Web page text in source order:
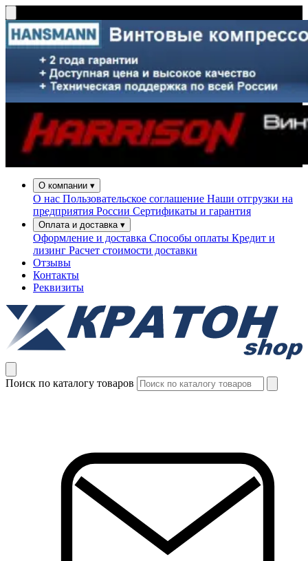
О компании ▾
О нас Пользовательское соглашение Наши отгрузки на
предприятия России Сертификаты и гарантия
Оплата и доставка ▾
Оформление и доставка Способы оплаты Кредит и
лизинг Расчет стоимости доставки
Отзывы
Контакты
Реквизиты
Поиск по каталогу товаров